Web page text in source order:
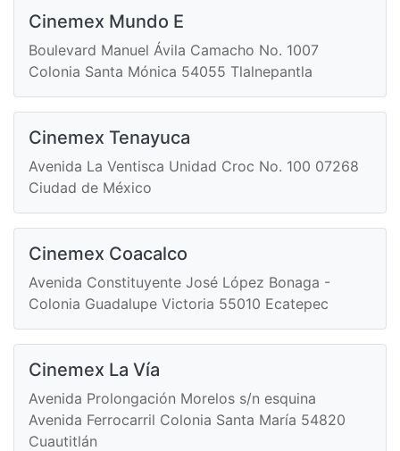
Cinemex Mundo E
Boulevard Manuel Ávila Camacho No. 1007
Colonia Santa Mónica 54055 Tlalnepantla
Cinemex Tenayuca
Avenida La Ventisca Unidad Croc No. 100 07268
Ciudad de México
Cinemex Coacalco
Avenida Constituyente José López Bonaga -
Colonia Guadalupe Victoria 55010 Ecatepec
Cinemex La Vía
Avenida Prolongación Morelos s/n esquina
Avenida Ferrocarril Colonia Santa María 54820
Cuautitlán